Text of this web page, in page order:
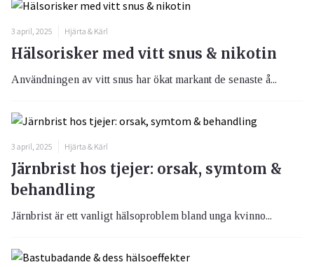
3 april, 2025 Hjärta & Kärl
Hälsorisker med vitt snus & nikotin
Användningen av vitt snus har ökat markant de senaste å...
3 april, 2025 Hjärta & Kärl
Järnbrist hos tjejer: orsak, symtom &
behandling
Järnbrist är ett vanligt hälsoproblem bland unga kvinno...